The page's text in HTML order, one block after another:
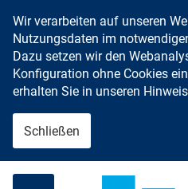
Wir verarbeiten auf unseren
Nutzungsdaten im
Dazu setzen wir den
Konfiguration ohne Cookies
erhalten Sie in unseren
Schließen